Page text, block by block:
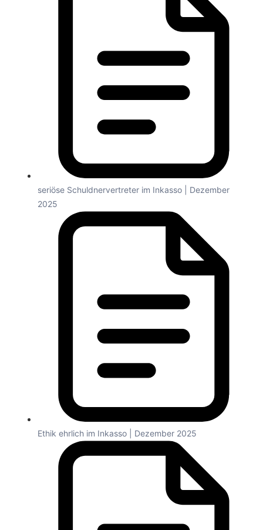
seriöse Schuldnervertreter im Inkasso | Dezember
2025
Ethik ehrlich im Inkasso | Dezember 2025